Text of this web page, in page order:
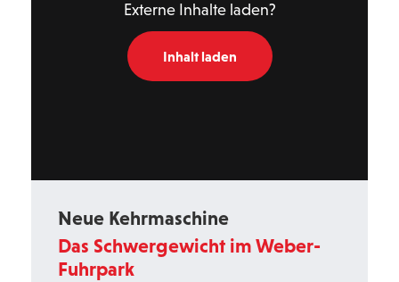
Externe Inhalte laden?
Inhalt laden
Neue Kehrmaschine
Das Schwergewicht im Weber-
Fuhrpark